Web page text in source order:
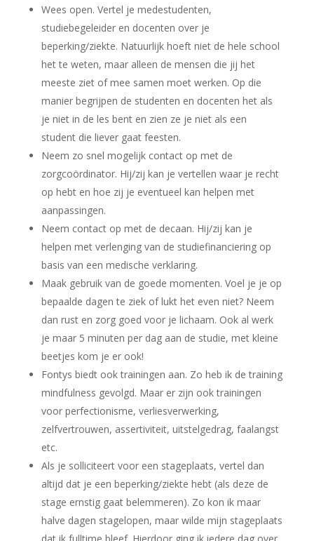
Wees open. Vertel je medestudenten,
studiebegeleider en docenten over je
beperking/ziekte. Natuurlijk hoeft niet de hele school
het te weten, maar alleen de mensen die jij het
meeste ziet of mee samen moet werken. Op die
manier begrijpen de studenten en docenten het als
je niet in de les bent en zien ze je niet als een
student die liever gaat feesten.
Neem zo snel mogelijk contact op met de
zorgcoördinator. Hij/zij kan je vertellen waar je recht
op hebt en hoe zij je eventueel kan helpen met
aanpassingen.
Neem contact op met de decaan. Hij/zij kan je
helpen met verlenging van de studiefinanciering op
basis van een medische verklaring.
Maak gebruik van de goede momenten. Voel je je op
bepaalde dagen te ziek of lukt het even niet? Neem
dan rust en zorg goed voor je lichaam. Ook al werk
je maar 5 minuten per dag aan de studie, met kleine
beetjes kom je er ook!
Fontys biedt ook trainingen aan. Zo heb ik de training
mindfulness gevolgd. Maar er zijn ook trainingen
voor perfectionisme, verliesverwerking,
zelfvertrouwen, assertiviteit, uitstelgedrag, faalangst
etc.
Als je solliciteert voor een stageplaats, vertel dan
altijd dat je een beperking/ziekte hebt (als deze de
stage ernstig gaat belemmeren). Zo kon ik maar
halve dagen stagelopen, maar wilde mijn stageplaats